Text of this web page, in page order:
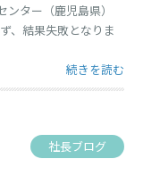
ター（鹿児島県）
、結果失敗となりま
“「失敗は成
続きを読む
社長ブログ